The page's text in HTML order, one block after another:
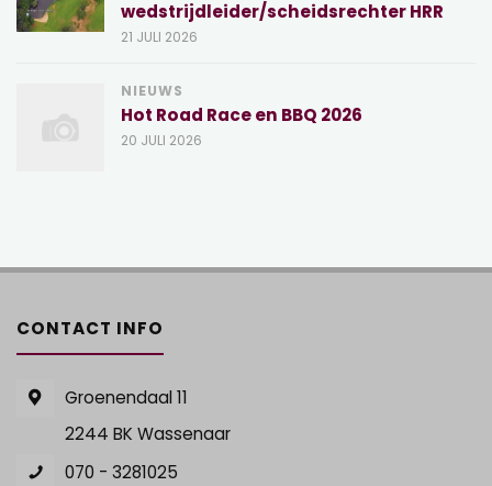
wedstrijdleider/scheidsrechter HRR
21 JULI 2026
NIEUWS
Hot Road Race en BBQ 2026
20 JULI 2026
CONTACT INFO
Groenendaal 11
2244 BK Wassenaar
070 - 3281025